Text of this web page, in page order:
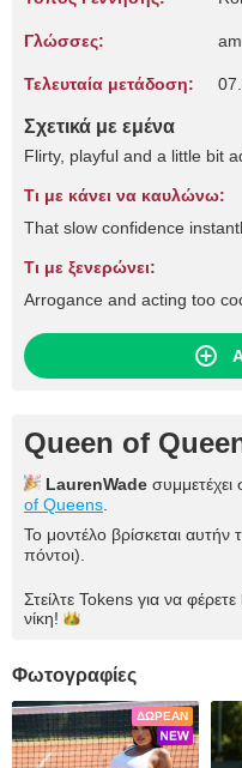
Γλώσσες:
Τελευταία μετάδοση:
Σχετικά με εμένα
Flirty, playful and a little bit
Τι με κάνει να καυλώνω:
That slow confidence
Τι με ξενερώνει:
Arrogance and acting too
Queen of
LaurenWade
of Queens
Το μοντέλο βρίσκεται αυτήν
πόντοι).
Στείλτε Tokens για να φέρετε
νίκη!
Φωτογραφίες
ΔΩΡΕΆΝ